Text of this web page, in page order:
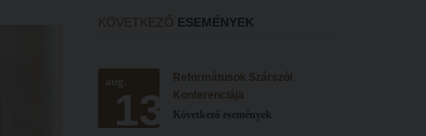
KÖVETKEZŐ ESEMÉNYEK
aug.
13
Reformátusok Szárszói
Konferenciája
Következő események